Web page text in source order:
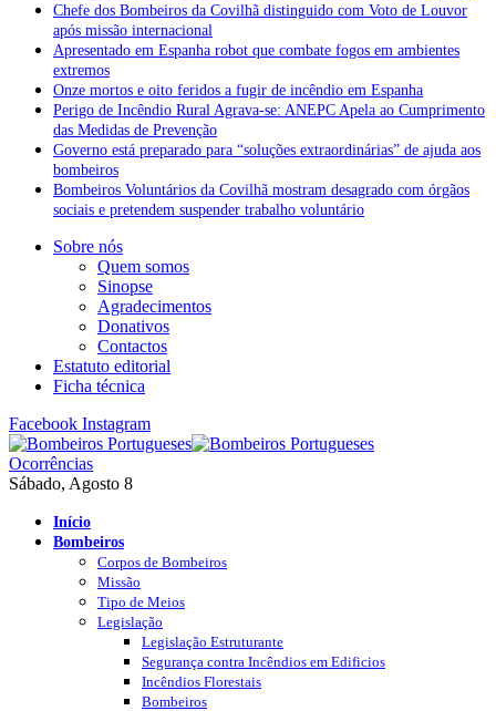
Chefe dos Bombeiros da Covilhã distinguido com Voto de Louvor
após missão internacional
Apresentado em Espanha robot que combate fogos em ambientes
extremos
Onze mortos e oito feridos a fugir de incêndio em Espanha
Perigo de Incêndio Rural Agrava-se: ANEPC Apela ao Cumprimento
das Medidas de Prevenção
Governo está preparado para “soluções extraordinárias” de ajuda aos
bombeiros
Bombeiros Voluntários da Covilhã mostram desagrado com órgãos
sociais e pretendem suspender trabalho voluntário
Sobre nós
Quem somos
Sinopse
Agradecimentos
Donativos
Contactos
Estatuto editorial
Ficha técnica
Facebook Instagram
Ocorrências
Sábado, Agosto 8
Início
Bombeiros
Corpos de Bombeiros
Missão
Tipo de Meios
Legislação
Legislação Estruturante
Segurança contra Incêndios em Edificios
Incêndios Florestais
Bombeiros